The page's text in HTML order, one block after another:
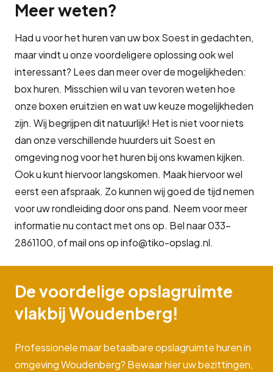
Meer weten?
Had u voor het huren van uw box Soest in gedachten,
maar vindt u onze voordeligere oplossing ook wel
interessant? Lees dan meer over de mogelijkheden:
box huren. Misschien wil u van tevoren weten hoe
onze boxen eruitzien en wat uw keuze mogelijkheden
zijn. Wij begrijpen dit natuurlijk! Het is niet voor niets
dan onze verschillende huurders uit Soest en
omgeving nog voor het huren bij ons kwamen kijken.
Ook u kunt hiervoor langskomen. Maak hiervoor wel
eerst een afspraak. Zo kunnen wij goed de tijd nemen
voor uw rondleiding door ons pand. Neem voor meer
informatie nu contact met ons op. Bel naar 033-
2861100, of mail ons op info@tiko-opslag.nl.
De voordelige opslagruimte
vlakbij Woudenberg!
Professionele maar betaalbare opslagruimte huren in
omgeving Woudenberg? Bewaar hier uw bezittingen,